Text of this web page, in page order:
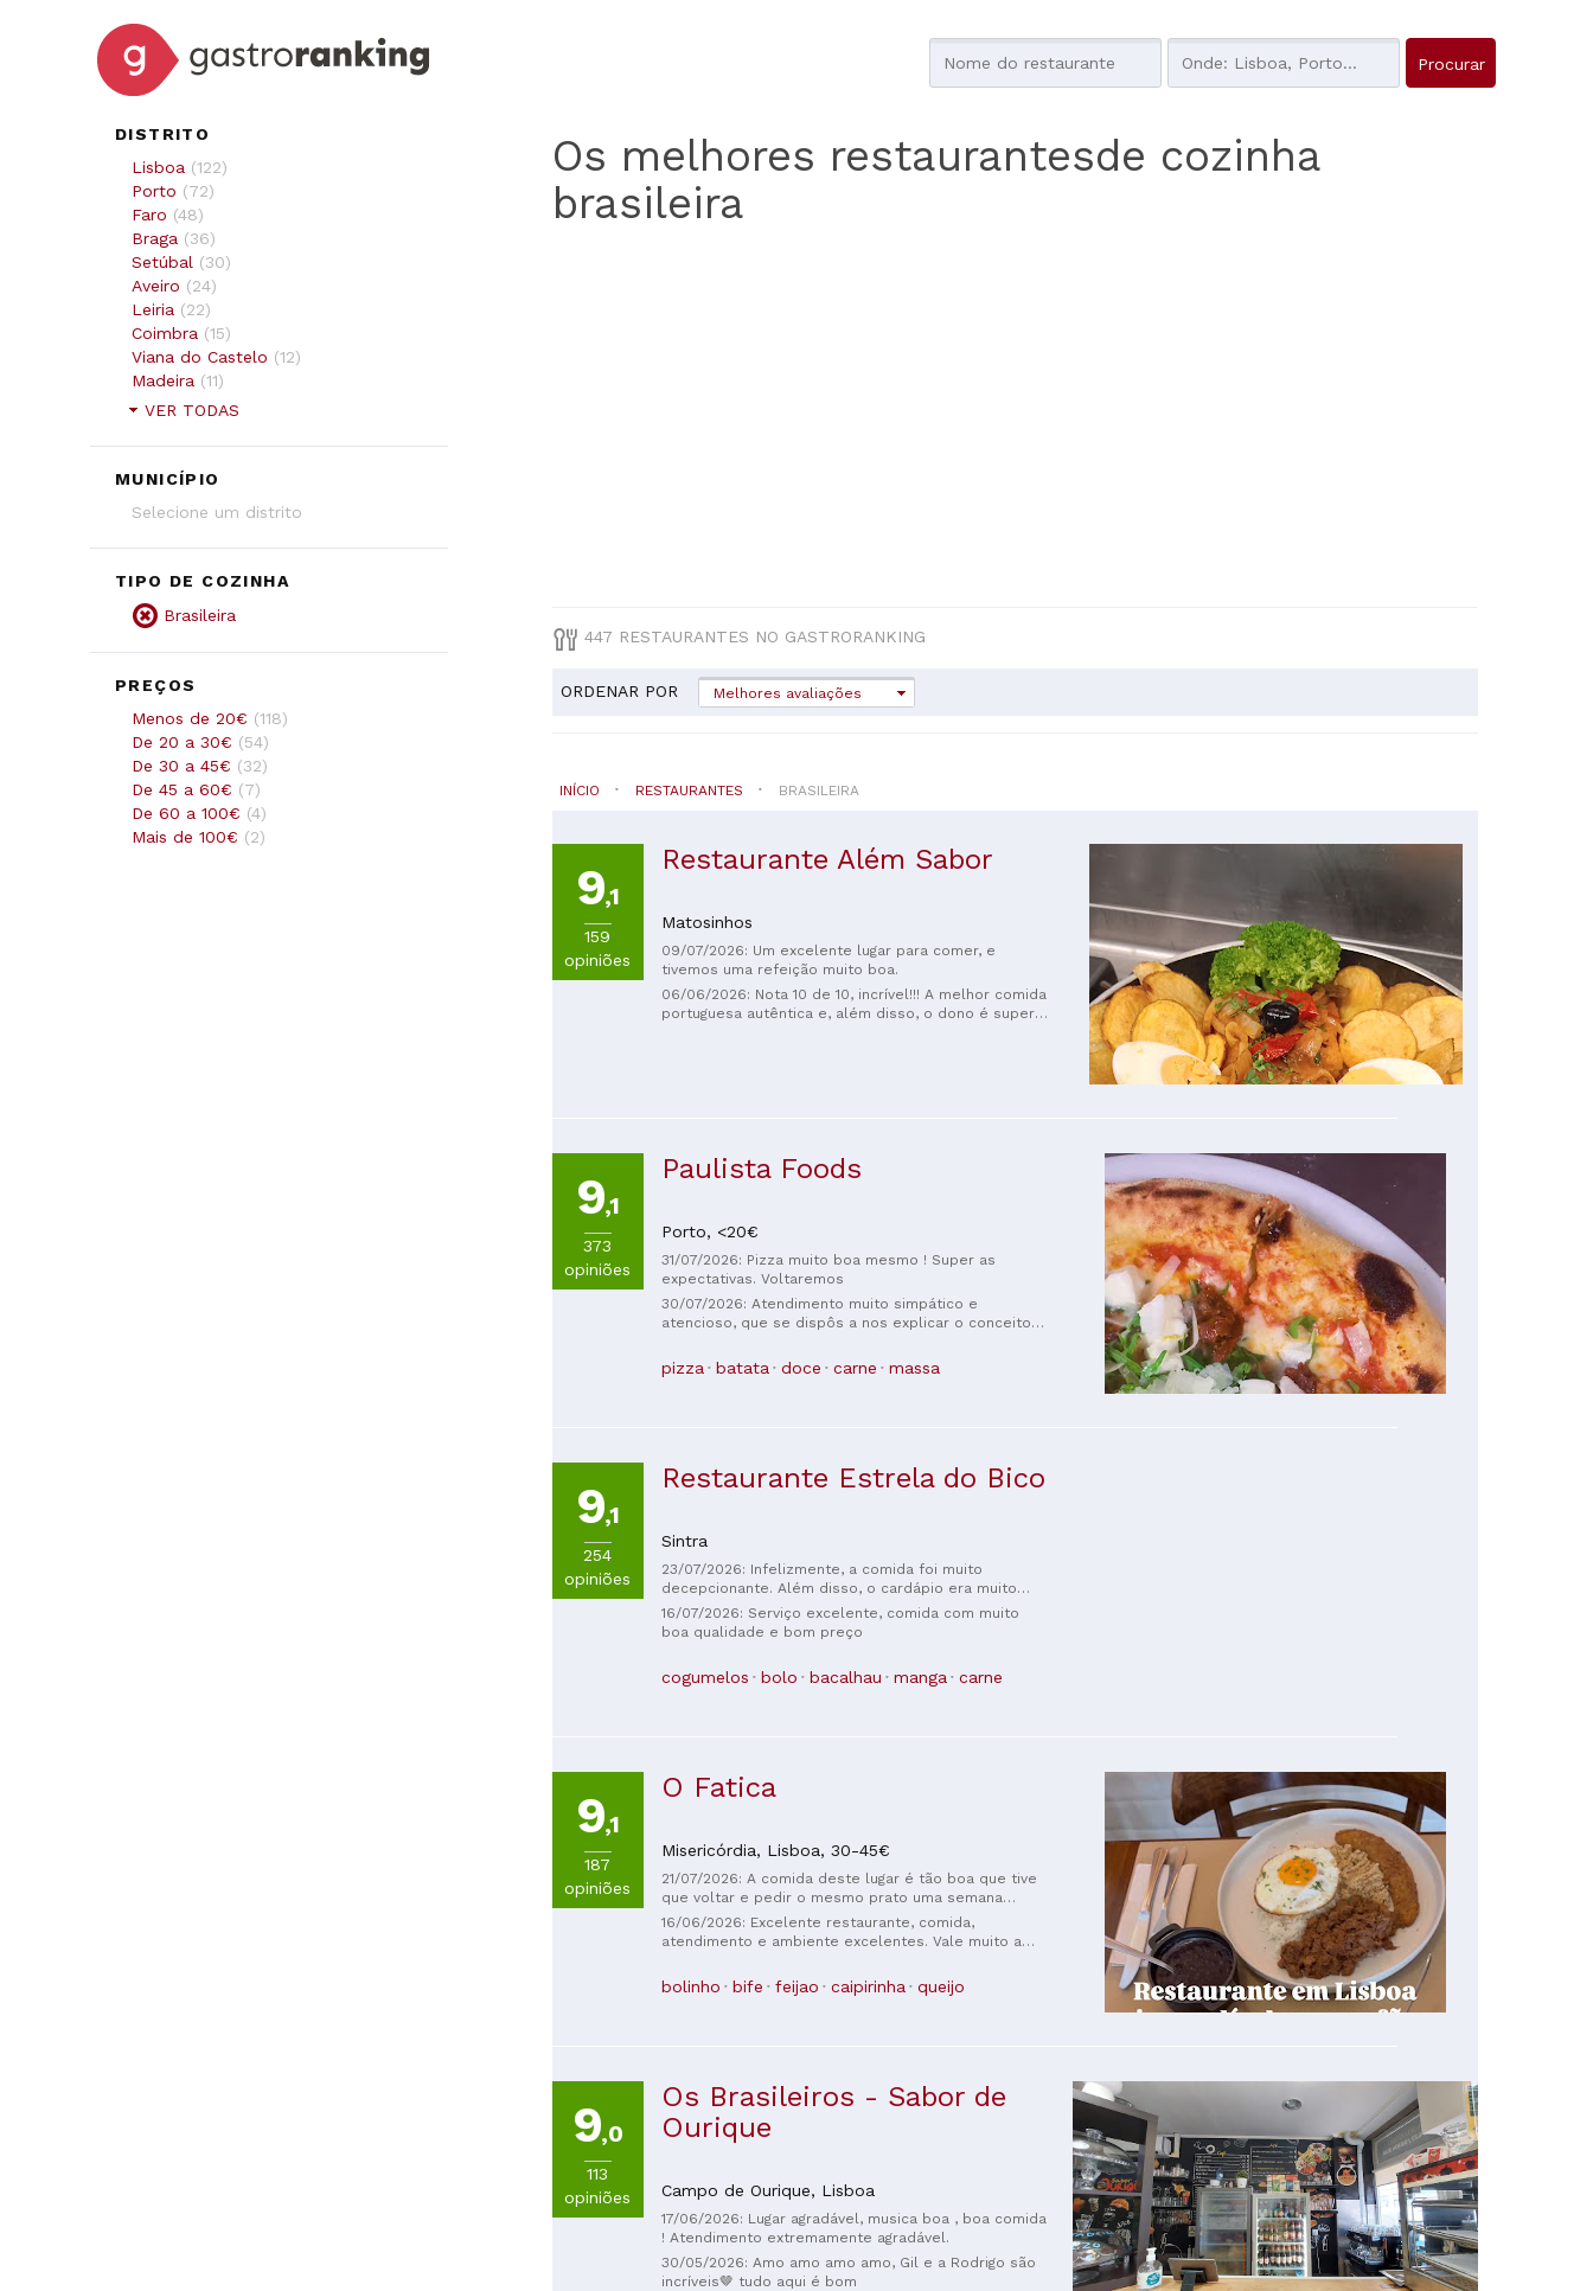
DISTRITO
Lisboa (122)
Porto (72)
Faro (48)
Braga (36)
Setúbal (30)
Aveiro (24)
Leiria (22)
Coimbra (15)
Viana do Castelo (12)
Madeira (11)
VER TODAS
MUNICÍPIO
Selecione um distrito
TIPO DE COZINHA
Brasileira
PREÇOS
Menos de 20€ (118)
De 20 a 30€ (54)
De 30 a 45€ (32)
De 45 a 60€ (7)
De 60 a 100€ (4)
Mais de 100€ (2)
Os melhores restaurantesde cozinha
brasileira
447 RESTAURANTES NO GASTRORANKING
ORDENAR POR Melhores avaliações
INÍCIO RESTAURANTES BRASILEIRA
9,1
159
opiniões
Restaurante Além Sabor
Matosinhos
09/07/2026: Um excelente lugar para comer, e
tivemos uma refeição muito boa.
06/06/2026: Nota 10 de 10, incrível!!! A melhor comida
portuguesa autêntica e, além disso, o dono é super
9,1
373
opiniões
Paulista Foods
Porto, <20€
31/07/2026: Pizza muito boa mesmo ! Super as
expectativas. Voltaremos
30/07/2026: Atendimento muito simpático e
atencioso, que se dispôs a nos explicar o conceito
experimentando, eles queriam ter certeza de que
estávamos confortáveis ​​com ele antes de fazer o
pizza batata doce carne massa
9,1
254
opiniões
Restaurante Estrela do Bico
Sintra
23/07/2026: Infelizmente, a comida foi muito
decepcionante. Além disso, o cardápio era muito
limitado, resultando em poucas opções.
16/07/2026: Serviço excelente, comida com muito
boa qualidade e bom preço
cogumelos bolo bacalhau manga carne
9,1
187
opiniões
O Fatica
Misericórdia, Lisboa, 30-45€
21/07/2026: A comida deste lugar é tão boa que tive
que voltar e pedir o mesmo prato uma semana
depois porque estava com muita vontade de prová-
lo novamente! Incrível, recomendo muito uma visita a
16/06/2026: Excelente restaurante, comida,
atendimento e ambiente excelentes. Vale muito a
bolinho bife feijao caipirinha queijo
9,0
113
opiniões
Os Brasileiros - Sabor de
Ourique
Campo de Ourique, Lisboa
17/06/2026: Lugar agradável, musica boa , boa comida
! Atendimento extremamente agradável.
30/05/2026: Amo amo amo amo, Gil e a Rodrigo são
incríveis🤎 tudo aqui é bom